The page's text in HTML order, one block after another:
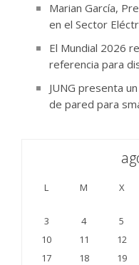
Marian García,
en el Sector
El Mundial 2026
referencia para
JUNG presenta
de pared para
L M X
3
4 5
10
11 12
17
18 19